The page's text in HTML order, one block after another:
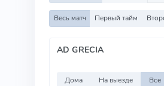
Весь матч Первый тайм
AD GRECIA
Дома На выезде Все